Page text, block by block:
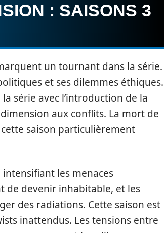
: SAISONS 3
un tournant dans la série.
et ses dilemmes éthiques.
série avec l’introduction de la
aux conflits. La mort de
saison particulièrement
les menaces
de devenir inhabitable, et les
des radiations. Cette saison est
inattendus. Les tensions entre